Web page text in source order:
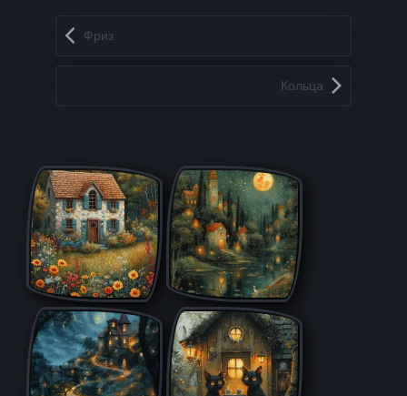
Запись навигация
Фриз
Кольца